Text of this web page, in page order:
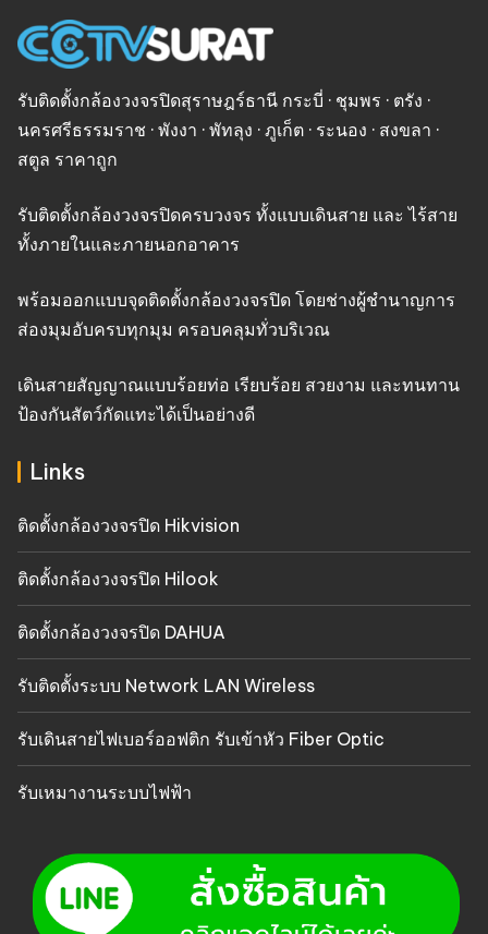
รับติดตั้งกล้องวงจรปิดสุราษฎร์ธานี กระบี่ · ชุมพร · ตรัง ·
นครศรีธรรมราช · พังงา · พัทลุง · ภูเก็ต · ระนอง · สงขลา ·
สตูล ราคาถูก
รับติดตั้งกล้องวงจรปิดครบวงจร ทั้งแบบเดินสาย และ ไร้สาย
ทั้งภายในและภายนอกอาคาร
พร้อมออกแบบจุดติดตั้งกล้องวงจรปิด โดยช่างผู้ชำนาญการ
ส่องมุมอับครบทุกมุม ครอบคลุมทั่วบริเวณ
เดินสายสัญญาณแบบร้อยท่อ เรียบร้อย สวยงาม และทนทาน
ป้องกันสัตว์กัดแทะได้เป็นอย่างดี
Links
ติดตั้งกล้องวงจรปิด Hikvision
ติดตั้งกล้องวงจรปิด Hilook
ติดตั้งกล้องวงจรปิด DAHUA
รับติดตั้งระบบ Network LAN Wireless
รับเดินสายไฟเบอร์ออฟติก รับเข้าหัว Fiber Optic
รับเหมางานระบบไฟฟ้า